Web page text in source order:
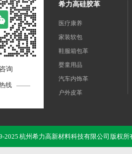
询
线
希力高硅胶革
医疗康养
家装软包
鞋服箱包革
婴童用品
汽车内饰革
户外皮革
2025 杭州希力高新材料科技有限公司 版权